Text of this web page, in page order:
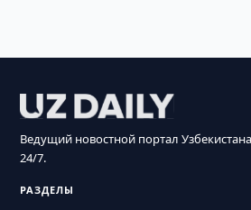
Ведущий новостной портал
24/7.
РАЗДЕЛЫ